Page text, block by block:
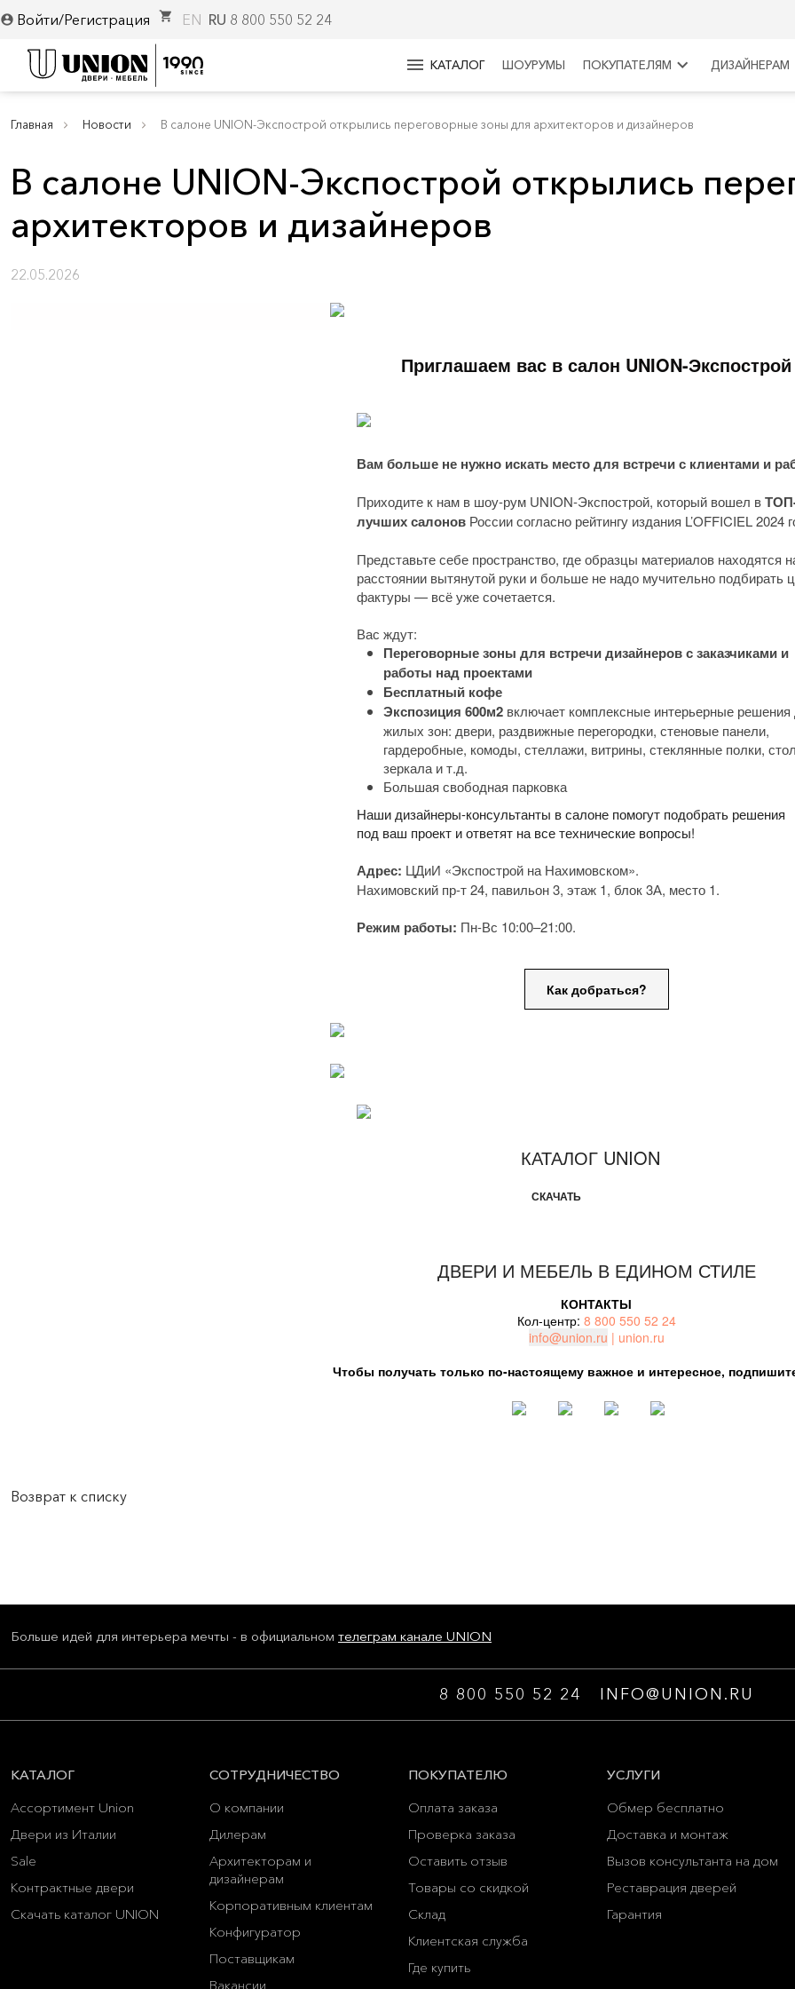
account_circle Войти/Регистрация shopping_cart EN RU 8 800 550 52 24
menu КАТАЛОГ ШОУРУМЫ ПОКУПАТЕЛЯМ keyboard_arrow_right ДИЗАЙНЕРАМ
Главная Новости В салоне UNION-Экспострой открылись переговорные зоны для архитекторов и дизайнеров
В салоне UNION-Экспострой открылись
архитекторов и дизайнеров
22.05.2026
Приглашаем вас в салон UNION-Экспострой
Вам больше не нужно искать место для встречи с клиентами и
Приходите к нам в шоу-рум UNION-Экспострой, который вошел в
лучших салонов России согласно рейтингу издания L’OFFICIEL 2024
Представьте себе пространство, где образцы материалов находятся
расстоянии вытянутой руки и больше не надо мучительно подбирать
фактуры — всё уже сочетается.
Вас ждут:
Переговорные зоны для встречи дизайнеров с заказчиками и
работы над проектами
Бесплатный кофе
Экспозиция 600м2 включает комплексные интерьерные решения
жилых зон: двери, раздвижные перегородки, стеновые панели,
гардеробные, комоды, стеллажи, витрины, стеклянные полки,
зеркала и т.д.
Большая свободная парковка
Наши дизайнеры-консультанты в салоне помогут подобрать решения
под ваш проект и ответят на все технические вопросы!
Адрес: ЦДиИ «Экспострой на Нахимовском».
Нахимовский пр-т 24, павильон 3, этаж 1, блок 3А, место 1.
Режим работы: Пн-Вс 10:00–21:00.
Как добраться?
КАТАЛОГ UNION
СКАЧАТЬ
ДВЕРИ И МЕБЕЛЬ В ЕДИНОМ СТИЛЕ
КОНТАКТЫ
Кол-центр: 8 800 550 52 24
info@union.ru | union.ru
Чтобы получать только по-настоящему важное и интересное,
Возврат к списку
Больше идей для интерьера мечты - в официальном телеграм канале UNION
8 800 550 52 24 INFO@UNION.RU
КАТАЛОГ
Ассортимент Union
Двери из Италии
Sale
Контрактные двери
Скачать каталог UNION
СОТРУДНИЧЕСТВО
О компании
Дилерам
Архитекторам и
дизайнерам
Корпоративным клиентам
Конфигуратор
Поставщикам
Вакансии
ПОКУПАТЕЛЮ
Оплата заказа
Проверка заказа
Оставить отзыв
Товары со скидкой
Склад
Клиентская служба
Где купить
УСЛУГИ
Обмер бесплатно
Доставка и монтаж
Вызов консультанта на дом
Реставрация дверей
Гарантия